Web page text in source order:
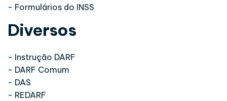
- Formulários do INSS
Diversos
- Instrução DARF
- DARF Comum
- DAS
- REDARF